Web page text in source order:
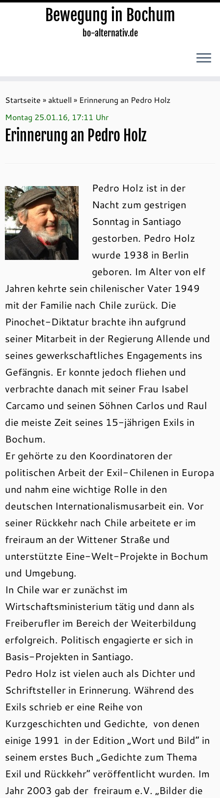
Inhalt
springen
Bewegung in Bochum
bo-alternativ.de
Startseite » aktuell » Erinnerung an Pedro Holz
Montag 25.01.16, 17:11 Uhr
Erinnerung an Pedro Holz
Pedro Holz ist in der
Nacht zum gestrigen
Sonntag in Santiago
gestorben. Pedro Holz
wurde 1938 in Berlin
geboren. Im Alter von elf
Jahren kehrte sein chilenischer Vater 1949
mit der Familie nach Chile zurück. Die
Pinochet-Diktatur brachte ihn aufgrund
seiner Mitarbeit in der Regierung Allende und
seines gewerkschaftliches Engagements ins
Gefängnis. Er konnte jedoch fliehen und
verbrachte danach mit seiner Frau Isabel
Carcamo und seinen Söhnen Carlos und Raul
die meiste Zeit seines 15-jährigen Exils in
Bochum.
Er gehörte zu den Koordinatoren der
politischen Arbeit der Exil-Chilenen in Europa
und nahm eine wichtige Rolle in den
deutschen Internationalismusarbeit ein. Vor
seiner Rückkehr nach Chile arbeitete er im
freiraum an der Wittener Straße und
unterstützte Eine-Welt-Projekte in Bochum
und Umgebung.
In Chile war er zunächst im
Wirtschaftsministerium tätig und dann als
Freiberufler im Bereich der Weiterbildung
erfolgreich. Politisch engagierte er sich in
Basis-Projekten in Santiago.
Pedro Holz ist vielen auch als Dichter und
Schriftsteller in Erinnerung. Während des
Exils schrieb er eine Reihe von
Kurzgeschichten und Gedichte, von denen
einige 1991 in der Edition „Wort und Bild“ in
seinem erstes Buch „Gedichte zum Thema
Exil und Rückkehr“ veröffentlicht wurden. Im
Jahr 2003 gab der freiraum e.V. „Bilder die